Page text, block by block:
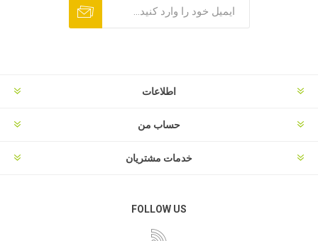
اطلاعات
حساب من
خدمات مشتریان
FOLLOW US